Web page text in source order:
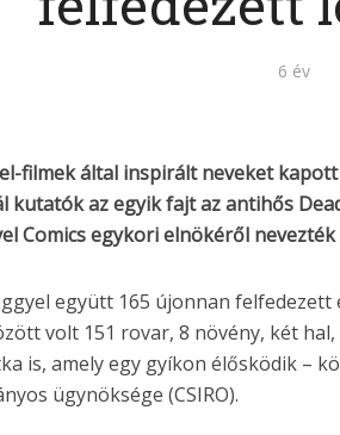
6 év
filmek által inspirált neveket
kutatók az egyik fajt az antihős
Comics egykori elnökéről nevezték
együtt 165 újonnan felfedezett
volt 151 rovar, 8 növény, két
is, amely egy gyíkon élősködik –
ügynöksége (CSIRO).